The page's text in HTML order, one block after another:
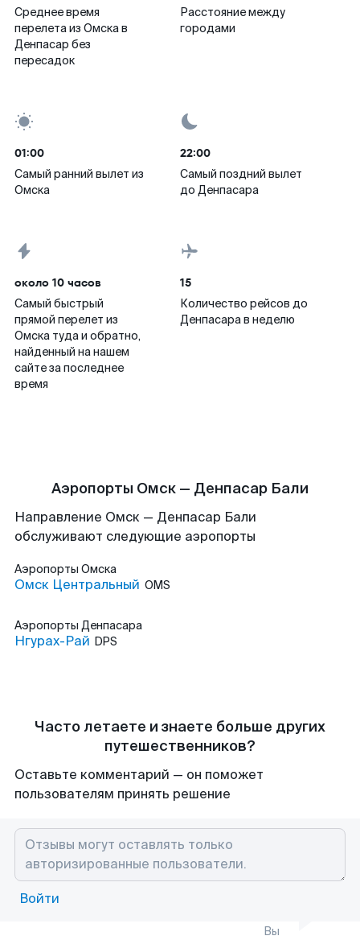
Среднее время
перелета из Омска в
Денпасар без
пересадок
Расстояние между
городами
01:00
Самый ранний вылет из
Омска
22:00
Самый поздний вылет
до Денпасара
около 10 часов
Самый быстрый
прямой перелет из
Омска туда и обратно,
найденный на нашем
сайте за последнее
время
15
Количество рейсов до
Денпасара в неделю
Аэропорты Омск — Денпасар Бали
Направление Омск — Денпасар Бали
обслуживают следующие аэропорты
Аэропорты Омска
Омск Центральный OMS
Аэропорты Денпасара
Нгурах-Рай DPS
Часто летаете и знаете больше других
путешественников?
Оставьте комментарий — он поможет
пользователям принять решение
Войти
Вы